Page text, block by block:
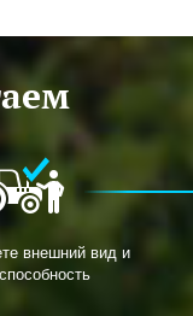
внешний вид и